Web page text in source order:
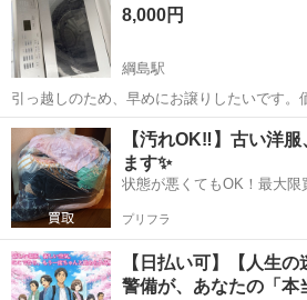
8,000円
綱島駅
引っ越しのため、早めにお譲りしたいです。
神奈川 横浜市 綱島駅 生活家電
【汚れOK‼️】古い洋
ます✨
状態が悪くてもOK！最大限
プリフラ
【日払い可】【人生
警備が、あなたの「